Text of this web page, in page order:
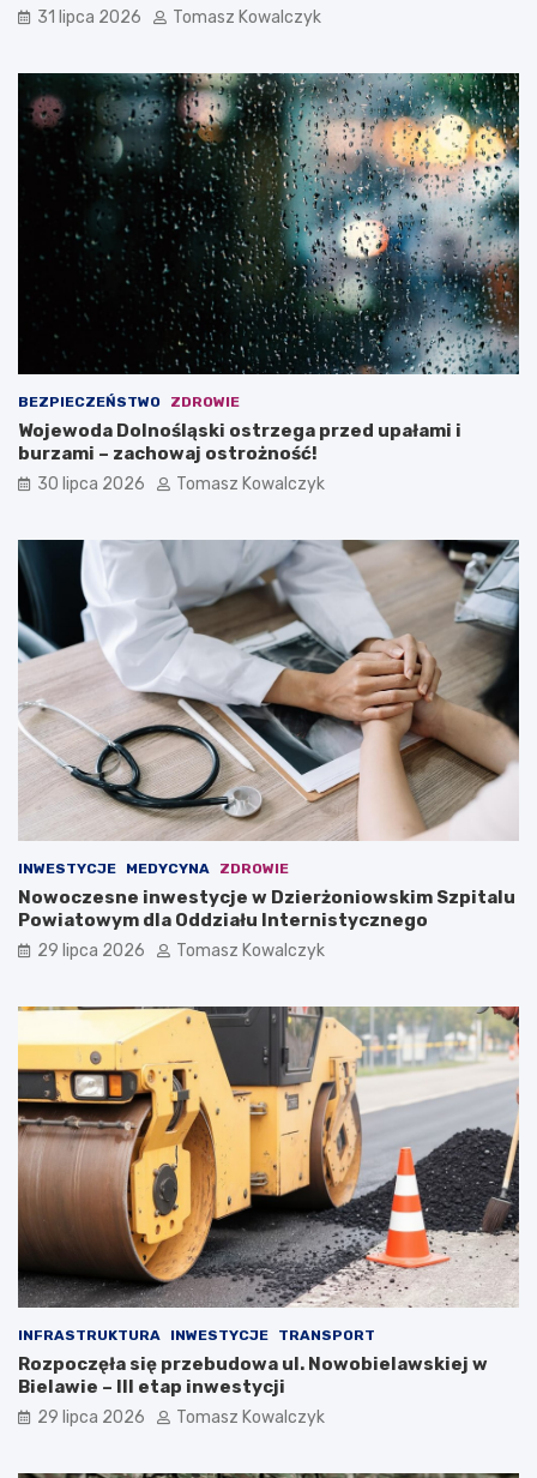
31 lipca 2026 Tomasz Kowalczyk
BEZPIECZEŃSTWO ZDROWIE
Wojewoda Dolnośląski ostrzega przed upałami i
burzami – zachowaj ostrożność!
30 lipca 2026 Tomasz Kowalczyk
INWESTYCJE MEDYCYNA ZDROWIE
Nowoczesne inwestycje w Dzierżoniowskim Szpitalu
Powiatowym dla Oddziału Internistycznego
29 lipca 2026 Tomasz Kowalczyk
INFRASTRUKTURA INWESTYCJE TRANSPORT
Rozpoczęła się przebudowa ul. Nowobielawskiej w
Bielawie – III etap inwestycji
29 lipca 2026 Tomasz Kowalczyk